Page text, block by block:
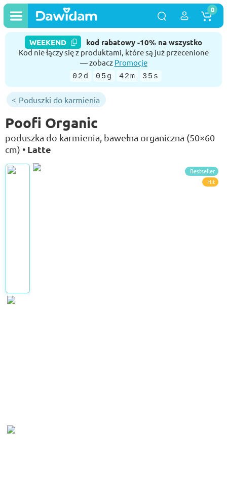
WEEKEND kod rabatowy -10% na wszystko
Kod nie łączy się z produktami, które są już przecenione
— zobacz Promocje
02d 05g 42m 34s
0
Poduszki do karmienia
Poofi Organic
poduszka do karmienia, bawełna organiczna (50×60
cm) • Latte
Bestseller
Hit